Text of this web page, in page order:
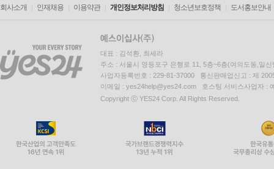
회사소개 인재채용 이용약관 개인정보처리방침 청소년보호정책 도서홍보안내
대표 : 김석환, 최세라
주소 : 서울시 영등포구 은행로 11, 5층~6층(여의도동,일신
사업자등록번호 : 229-81-37000 통신판매업신고 : 제
이메일 : yes24help@yes24.com 호스팅 서비스사업자 :
Copyright ⓒ YES24 Corp. All Rights Reserved.